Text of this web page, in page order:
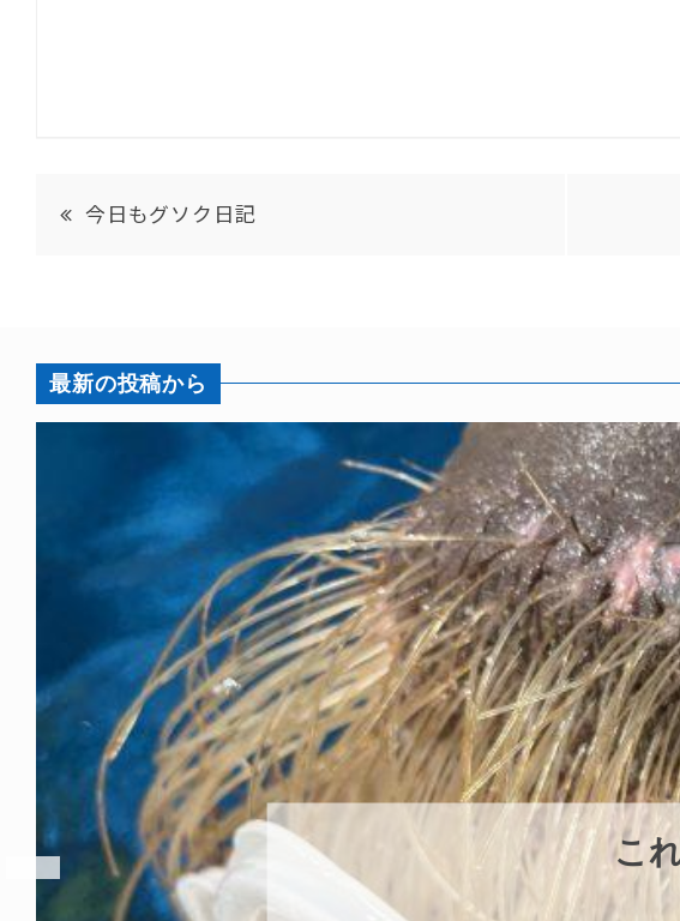
今日もグソク日記
最新の投稿から